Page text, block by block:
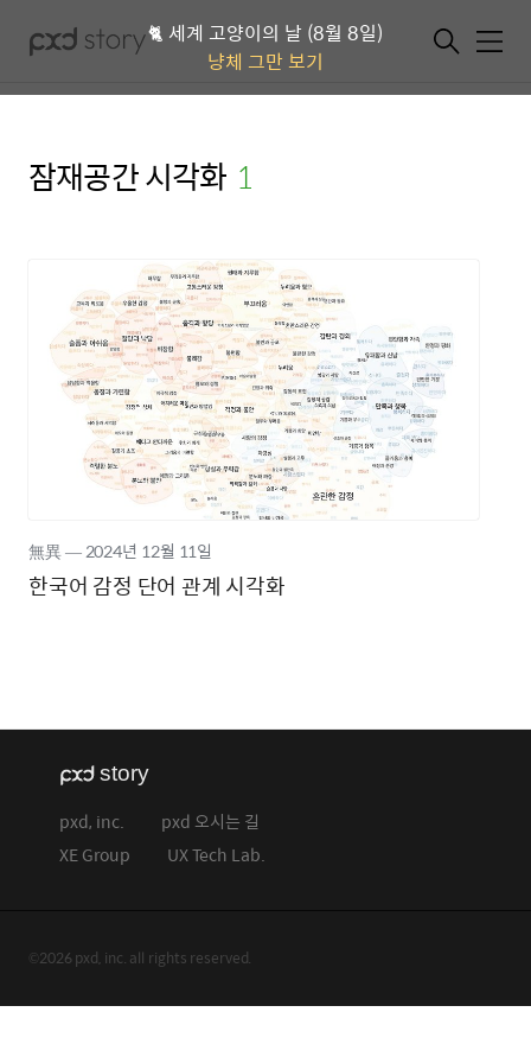
🐈 세계 고양이의 날 (8월 8일)
냥체 그만 보기
메뉴
잠재공간 시각화 (1)
한국어 감정 단어 관계 시각화
無異―2024년 12월 11일
pxd, inc.
pxd 오시는 길
XE Group
UX Tech Lab.
©2026 pxd, inc. all rights reserved.